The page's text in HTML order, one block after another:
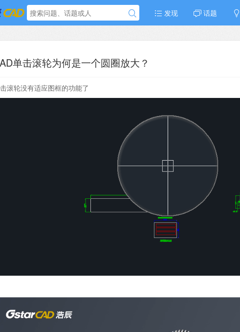
发现 话题
单击滚轮为何是一个圆圈放大？
滚轮没有适应图框的功能了